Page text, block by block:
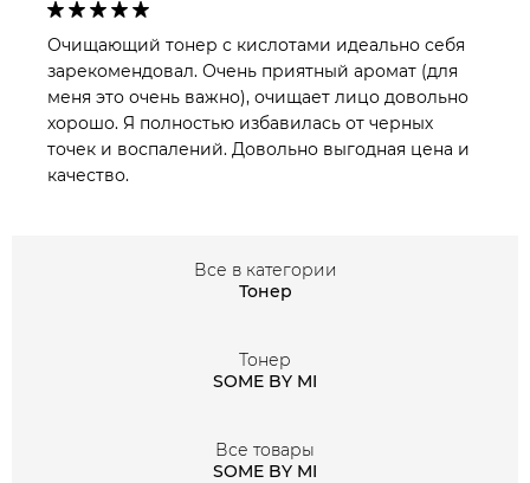
Очищающий тонер с кислотами идеально себя
зарекомендовал. Очень приятный аромат (для
меня это очень важно), очищает лицо довольно
хорошо. Я полностью избавилась от черных
точек и воспалений. Довольно выгодная цена и
качество.
Все в категории
Тонер
Тонер
SOME BY MI
Все товары
SOME BY MI